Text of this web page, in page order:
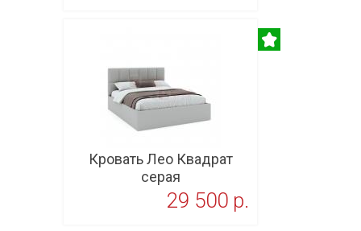
Кровать Лео Квадрат
серая
29 500 p.